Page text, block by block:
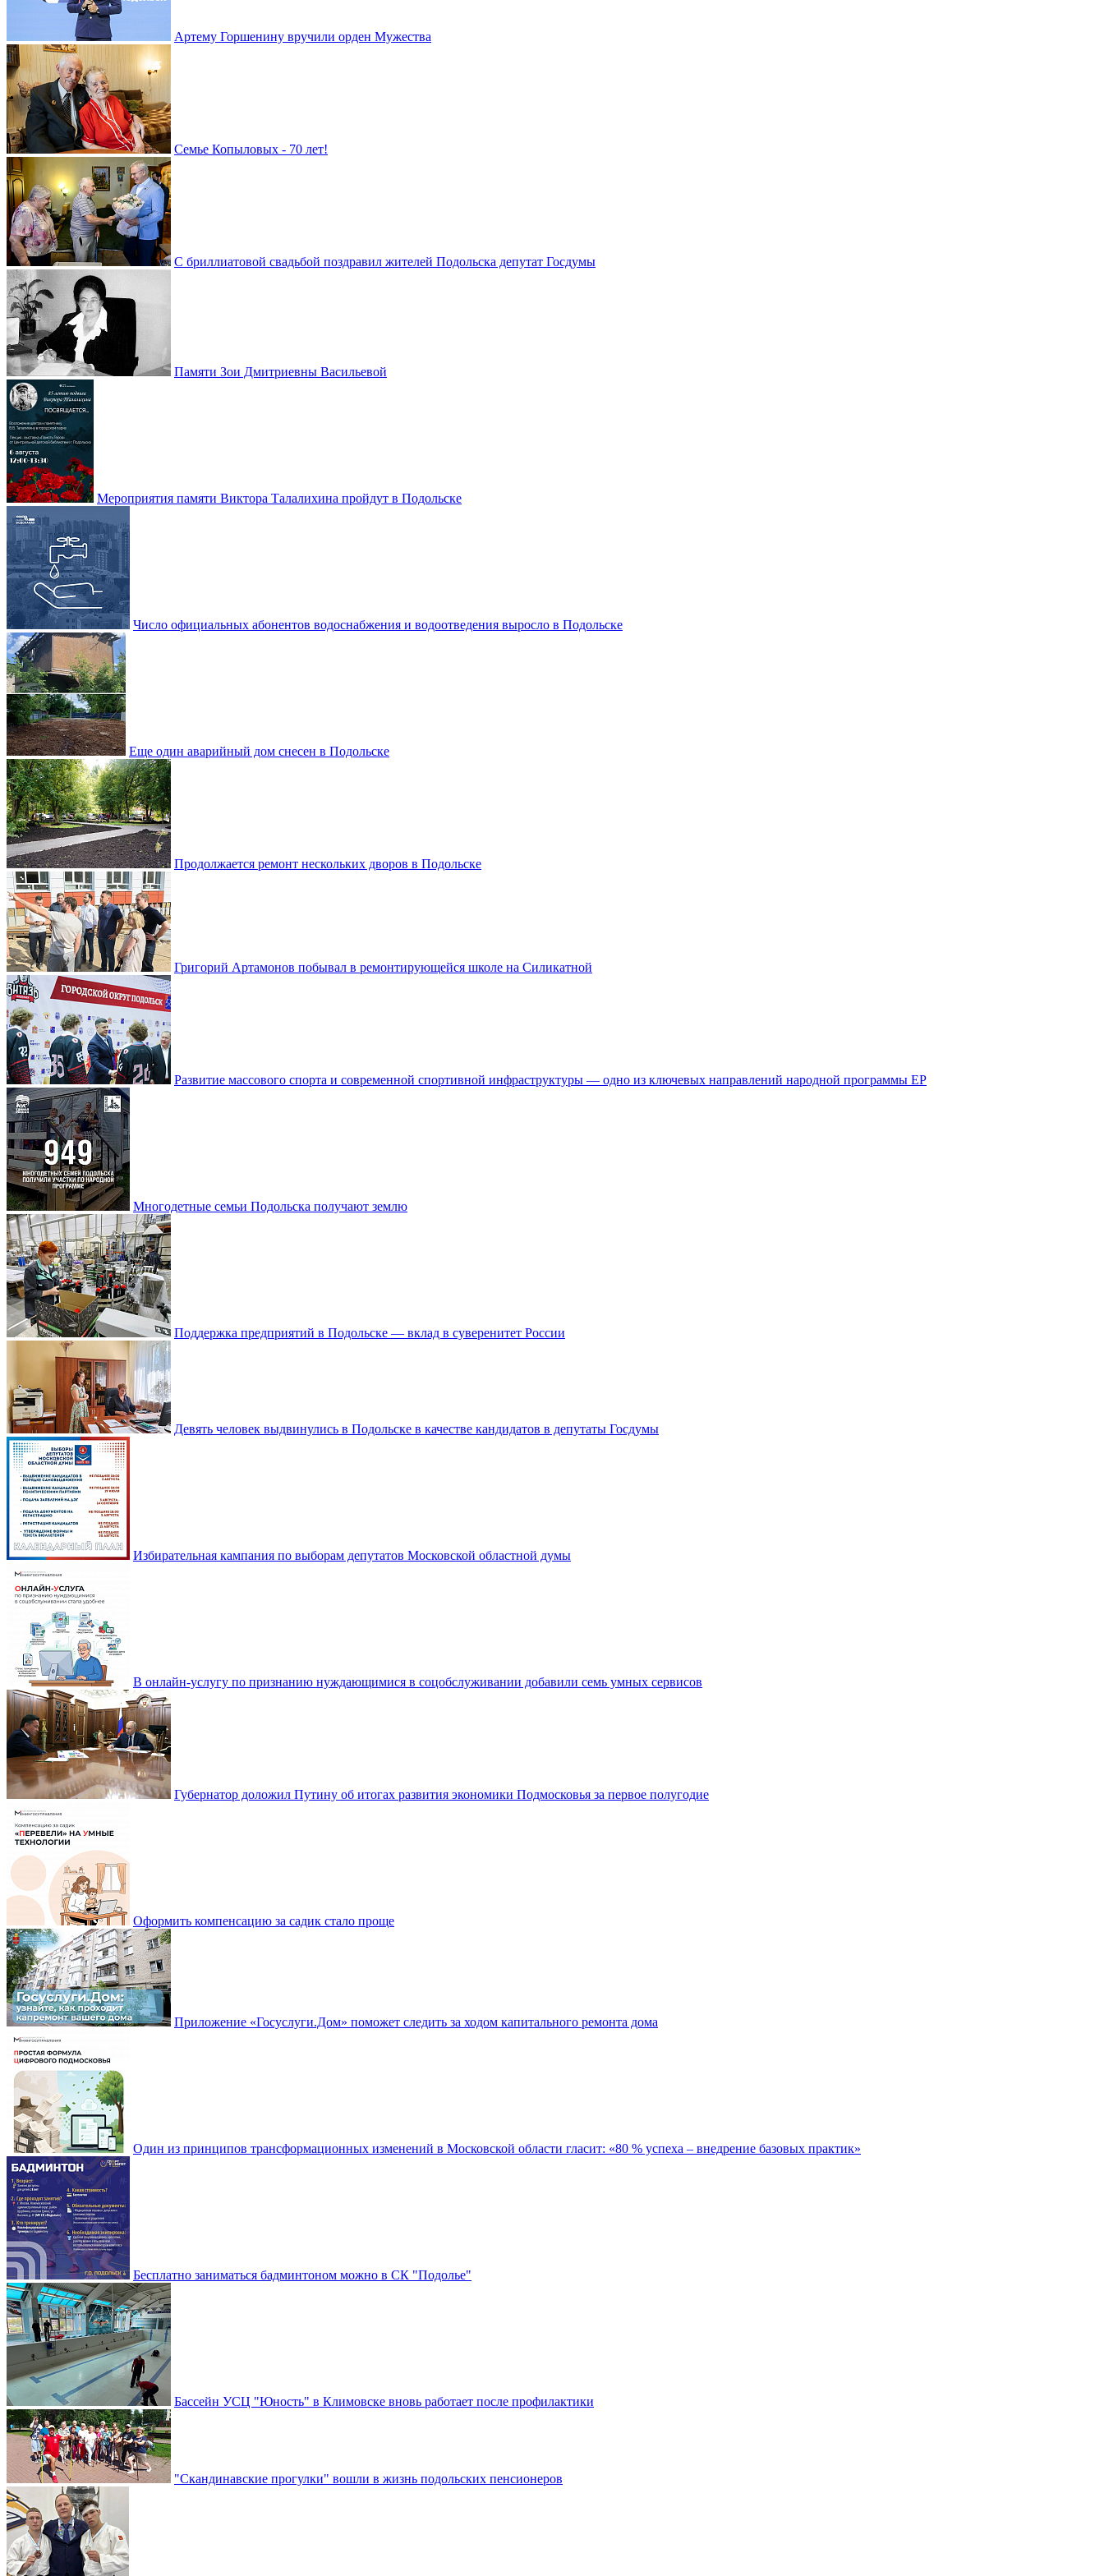
Артему Горшенину вручили орден Мужества
Семье Копыловых - 70 лет!
С бриллиатовой свадьбой поздравил жителей Подольска депутат Госдумы
Памяти Зои Дмитриевны Васильевой
Мероприятия памяти Виктора Талалихина пройдут в Подольске
Число официальных абонентов водоснабжения и водоотведения выросло в Подольске
Еще один аварийный дом снесен в Подольске
Продолжается ремонт нескольких дворов в Подольске
Григорий Артамонов побывал в ремонтирующейся школе на Силикатной
Развитие массового спорта и современной спортивной инфраструктуры — одно из ключевых направлений народной программы ЕР
Многодетные семьи Подольска получают землю
Поддержка предприятий в Подольске — вклад в суверенитет России
Девять человек выдвинулись в Подольске в качестве кандидатов в депутаты Госдумы
Избирательная кампания по выборам депутатов Московской областной думы
В онлайн-услугу по признанию нуждающимися в соцобслуживании добавили семь умных сервисов
Губернатор доложил Путину об итогах развития экономики Подмосковья за первое полугодие
Оформить компенсацию за садик стало проще
Приложение «Госуслуги.Дом» поможет следить за ходом капитального ремонта дома
Один из принципов трансформационных изменений в Московской области гласит: «80 % успеха – внедрение базовых практик»
Бесплатно заниматься бадминтоном можно в СК "Подолье"
Бассейн УСЦ "Юность" в Климовске вновь работает после профилактики
"Скандинавские прогулки" вошли в жизнь подольских пенсионеров